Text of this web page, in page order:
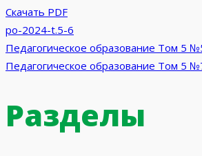
Скачать PDF
po-2024-t.5-6
Навигация
по
записям
Педагогическое образование Том 5
Педагогическое образование Том 5
Разделы